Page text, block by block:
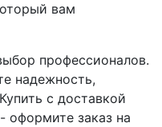
вам
профессионалов.
надежность,
с доставкой
оформите заказ на